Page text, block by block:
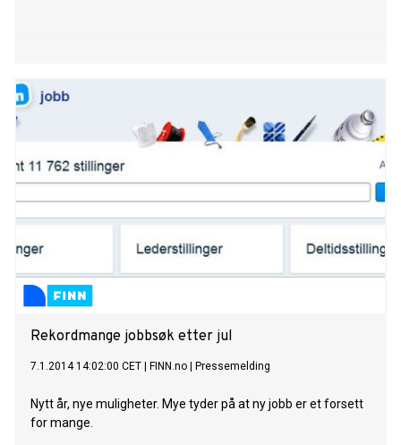
Rekordmange jobbsøk etter jul
7.1.2014 14:02:00 CET FINN.no Pressemelding
Nytt år, nye muligheter. Mye tyder på at ny jobb er et forsett
for mange.